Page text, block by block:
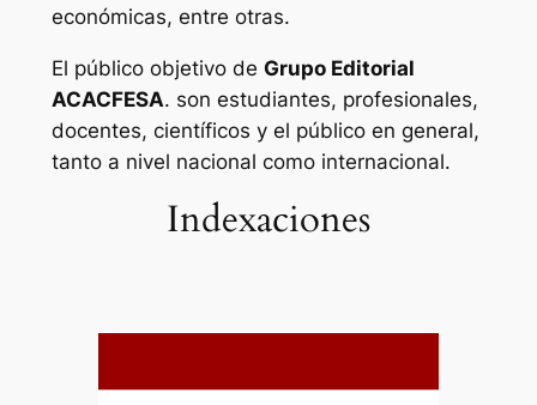
económicas, entre otras.
El público objetivo de Grupo Editorial
ACACFESA. son estudiantes, profesionales,
docentes, científicos y el público en general,
tanto a nivel nacional como internacional.
Indexaciones